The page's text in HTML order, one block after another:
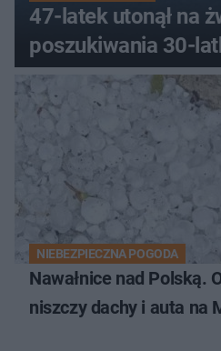
47-latek utonął na
poszukiwania 30-
NIEBEZPIECZNA POGODA
Nawałnice nad Polską.
niszczy dachy i auta na